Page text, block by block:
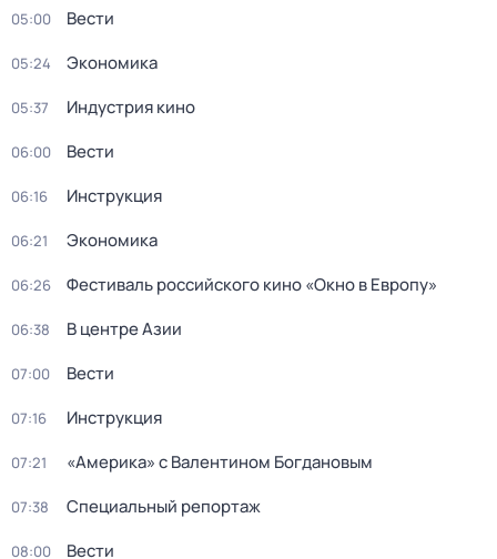
05:00 Вести
05:24 Экономика
05:37 Индустрия кино
06:00 Вести
06:16 Инструкция
06:21 Экономика
06:26 Фестиваль российского кино «Окно в Европу»
06:38 В центре Азии
07:00 Вести
07:16 Инструкция
07:21 «Америка» с Валентином Богдановым
07:38 Специальный репортаж
08:00 Вести